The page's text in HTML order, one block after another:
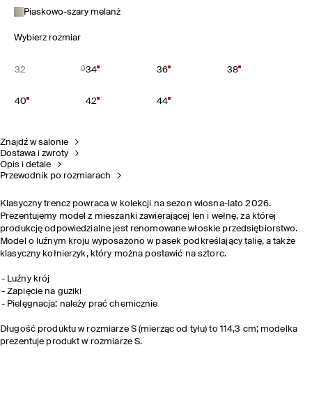
Piaskowo-szary melanż
Wybierz rozmiar
32 34 36 38
40 42 44
Znajdź w salonie
Dostawa i zwroty
Opis i detale
Przewodnik po rozmiarach
Klasyczny trencz powraca w kolekcji na sezon wiosna-lato 2026.
Prezentujemy model z mieszanki zawierającej len i wełnę,za której
produkcję odpowiedzialne jest renomowane włoskie przedsiębiorstwo.
Model o luźnym kroju wyposażono w pasek podkreślający talię, a także
klasyczny kołnierzyk, który można postawić na sztorc.
Luźny krój
Zapięcie na guziki
Pielęgnacja: należy prać chemicznie
Długość produktu w rozmiarze S (mierząc od tyłu) to 114,3 cm; modelka
prezentuje produkt w rozmiarze S.